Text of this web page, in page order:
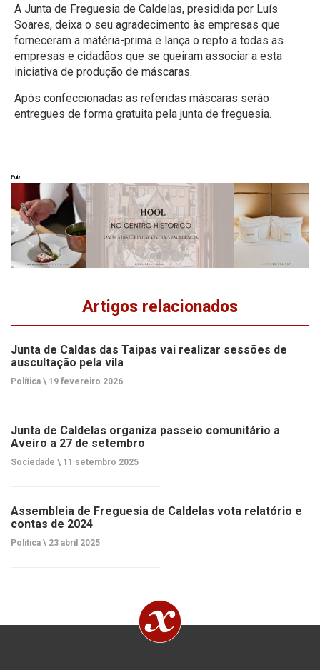
A Junta de Freguesia de Caldelas, presidida por Luís
Soares, deixa o seu agradecimento às empresas que
forneceram a matéria-prima e lança o repto a todas as
empresas e cidadãos que se queiram associar a esta
iniciativa de produção de máscaras.
Após confeccionadas as referidas máscaras serão
entregues de forma gratuita pela junta de freguesia.
Pub
Artigos relacionados
Junta de Caldas das Taipas vai realizar sessões de
auscultação pela vila
Política \ 19 fevereiro 2026
Junta de Caldelas organiza passeio comunitário a
Aveiro a 27 de setembro
Sociedade \ 11 setembro 2025
Assembleia de Freguesia de Caldelas vota relatório e
contas de 2024
Política \ 23 abril 2025